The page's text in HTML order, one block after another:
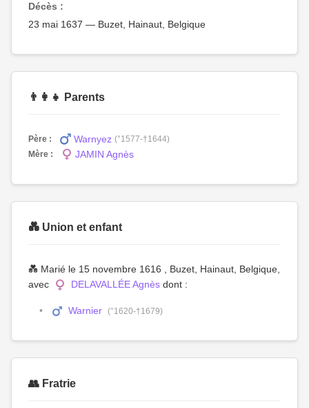
Décès :
23 mai 1637 — Buzet, Hainaut, Belgique
👨‍👩‍👧 Parents
Père : Warnyez (°1577-†1644)
Mère :
JAMIN Agnès
💑 Union et enfant
💑 Marié le 15 novembre 1616 , Buzet, Hainaut, Belgique,
avec
DELAVALLÉE Agnès dont :
Warnier (°1620-†1679)
👥 Fratrie